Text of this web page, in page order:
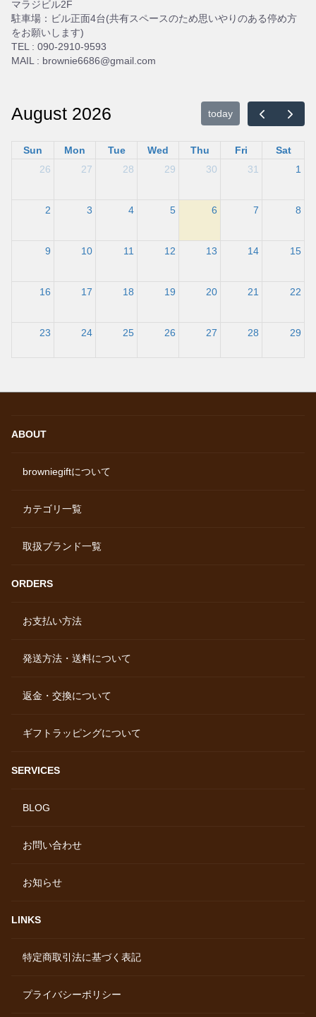
August 2026 today
Sun Mon Tue Wed Thu Fri
Sat
26
27 28 29 30 31 1
2 3 4 5 6 7 8
9 10 11 12 13 14 15
16 17 18 19 20 21 22
23 24 25 26 27 28 29
マラジビル2F
駐車場：ビル正面4台(共有スペースのため思いやりのある停め方
をお願いします)
TEL : 090-2910-9593
MAIL : brownie6686@gmail.com
ABOUT
browniegiftについて
カテゴリ一覧
取扱ブランド一覧
ORDERS
お支払い方法
発送方法・送料について
返金・交換について
ギフトラッピングについて
SERVICES
BLOG
お問い合わせ
お知らせ
LINKS
特定商取引法に基づく表記
プライバシーポリシー